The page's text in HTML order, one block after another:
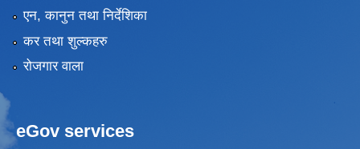
एन, कानुन तथा निर्देशिका
कर तथा शुल्कहरु
रोजगार वाला
eGov services